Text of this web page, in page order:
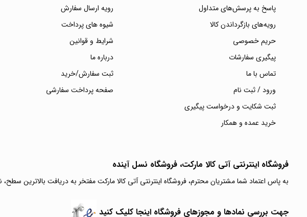
پاسخ به پرسش‌های متداول
رویه‌های بازگرداندن کالا
حریم خصوصی
پیگیری سفارشات
تماس با ما
ورود / ثبت نام
ثبت شکایت و درخواست پیگیری
خرید عمده و همکار
رویه ارسال سفارش
شیوه های پرداخت
شرایط و قوانین
درباره ما
ثبت سفارش/خرید
صفحه پرداخت سفارشی
فروشگاه اینترنتی آتی‌ کالا مارکت، فروشگاه نسل آینده
به پاس اعتماد شما مشتریان محترم، فروشگاه اینترنتی آتی کالا مارکت مفتخر به دریافت بالاترین
جهت بررسی نمادها و مجوزهای فروشگاه اینجا کلیک کنید